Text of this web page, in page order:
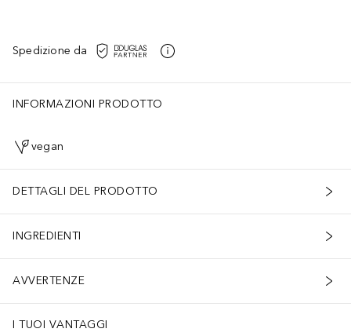
Spedizione da
INFORMAZIONI PRODOTTO
vegan
DETTAGLI DEL PRODOTTO
INGREDIENTI
AVVERTENZE
I TUOI VANTAGGI